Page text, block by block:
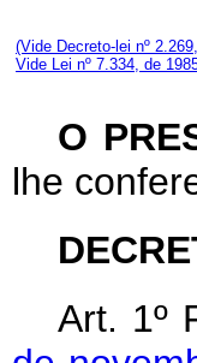
(Vide Decreto-lei nº
Vide Lei nº 7.334, de
O
lhe
Art. 1º